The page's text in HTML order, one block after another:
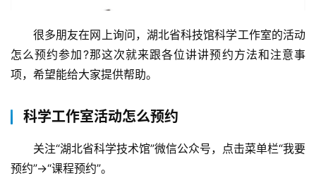
很多朋友在网上询问，湖北省科技馆科学工作室的活动
怎么预约参加?那这次就来跟各位讲讲预约方法和注意事
项，希望能给大家提供帮助。
科学工作室活动怎么预约
关注“湖北省科学技术馆”微信公众号，点击菜单栏“我要
预约”→“课程预约”。